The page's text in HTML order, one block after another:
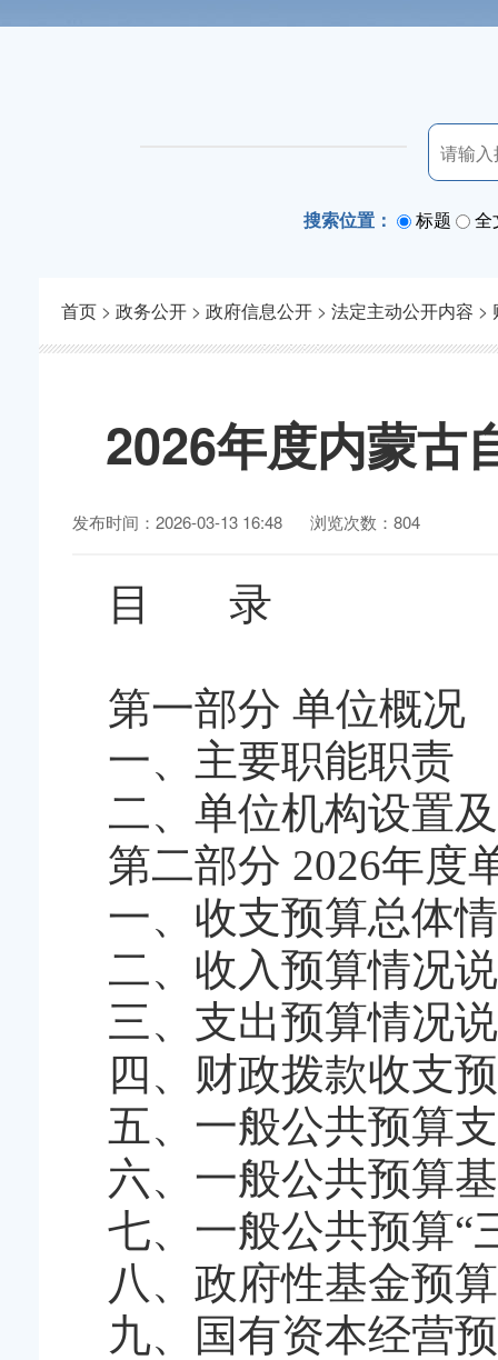
搜索位置： 标题 全
首页 > 政务公开 > 政府信息公开 > 法定主动公开内容 >
2026年度内蒙古
发布时间：2026-03-13 16:48 浏览次数：804
目 录
第一部分 单位概况
一、主要职能职责
二、单位机构设置
第二部分 2026年度
一、收支预算总体
二、收入预算情况
三、支出预算情况
四、财政拨款收支
五、一般公共预算
六、一般公共预算
七、一般公共预算“
八、政府性基金预
九、国有资本经营